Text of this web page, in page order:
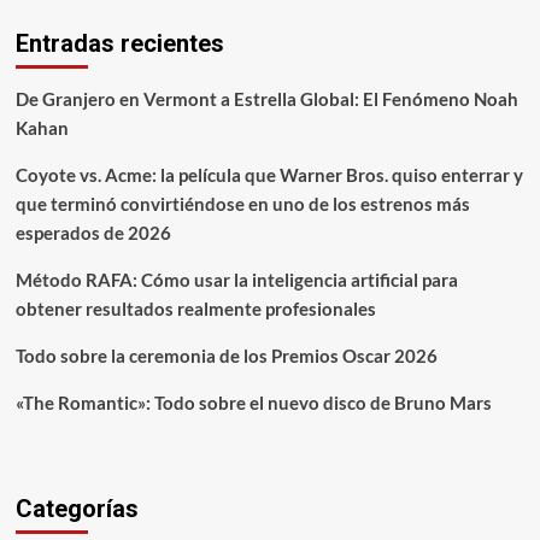
Entradas recientes
De Granjero en Vermont a Estrella Global: El Fenómeno Noah
Kahan
Coyote vs. Acme: la película que Warner Bros. quiso enterrar y
que terminó convirtiéndose en uno de los estrenos más
esperados de 2026
Método RAFA: Cómo usar la inteligencia artificial para
obtener resultados realmente profesionales
Todo sobre la ceremonia de los Premios Oscar 2026
«The Romantic»: Todo sobre el nuevo disco de Bruno Mars
Categorías